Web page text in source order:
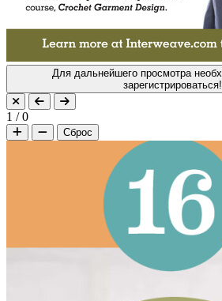
Для дальнейшего просмотра необходимо войти или
зарегистрироваться!
1 /0
Сброс